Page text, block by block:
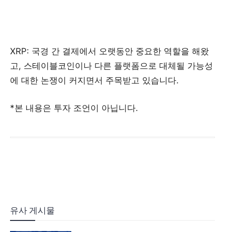
XRP: 국경 간 결제에서 오랫동안 중요한 역할을 해왔
고, 스테이블코인이나 다른 플랫폼으로 대체될 가능성
에 대한 논쟁이 커지면서 주목받고 있습니다.
*본 내용은 투자 조언이 아닙니다.
유사 게시물